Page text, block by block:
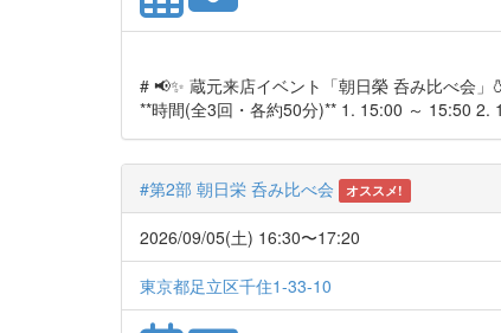
# 📢✨ 蔵元来店イベント「朝日榮 呑み比べ会
**時間(全3回・各約50分)** 1. 15:00 ～ 15:50 2.
#第2部 朝日栄 呑み比べ会 オススメ!
2026/09/05(土) 16:30〜17:20
東京都足立区千住1-33-10